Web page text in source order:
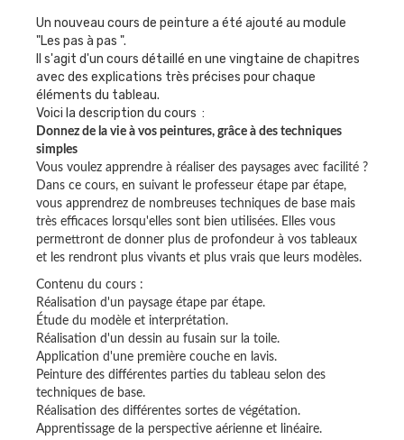
Un nouveau cours de peinture a été ajouté au module
"Les pas à pas ".
Il s'agit d'un cours détaillé en une vingtaine de chapitres
avec des explications très précises pour chaque
éléments du tableau.
Voici la description du cours :
Donnez de la vie à vos peintures, grâce à des techniques
simples
Vous voulez apprendre à réaliser des paysages avec facilité ?
Dans ce cours, en suivant le professeur étape par étape,
vous apprendrez de nombreuses techniques de base mais
très efficaces lorsqu'elles sont bien utilisées. Elles vous
permettront de donner plus de profondeur à vos tableaux
et les rendront plus vivants et plus vrais que leurs modèles.
Contenu du cours :
Réalisation d'un paysage étape par étape.
Étude du modèle et interprétation.
Réalisation d'un dessin au fusain sur la toile.
Application d'une première couche en lavis.
Peinture des différentes parties du tableau selon des
techniques de base.
Réalisation des différentes sortes de végétation.
Apprentissage de la perspective aérienne et linéaire.